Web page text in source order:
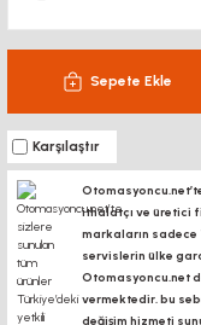
Sepete Ekle
Karşılaştır
ithalatçı ve üretici
markaların
servislerin ülke
Otomasyoncu.net
vermektedir. bu
değişim hizmeti